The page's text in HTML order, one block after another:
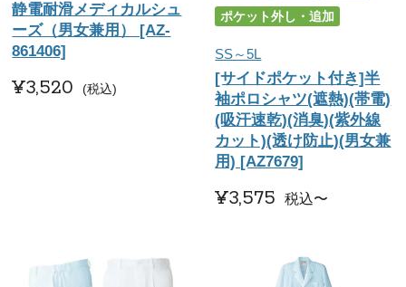
静電耐滑メディカルシュ
ーズ（男女兼用） [AZ-
861406]
¥3,520 税込
ポケット外し・追加
SS～5L
[サイドポケット付き]半
袖ポロシャツ(遮熱)(帯電)
(吸汗速乾)(消臭)(紫外線
カット)(透け防止)(男女兼
用) [AZ7679]
¥3,575 税込〜